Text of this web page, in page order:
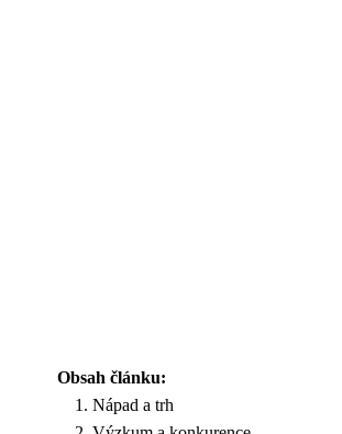
Obsah článku:
Nápad a trh